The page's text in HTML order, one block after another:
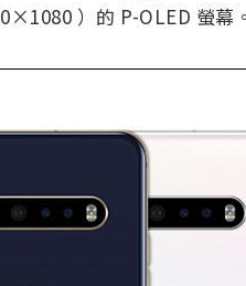
）的 P-OLED 螢幕